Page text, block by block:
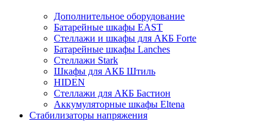
Дополнительное оборудование
Батарейные шкафы EAST
Стеллажи и шкафы для АКБ Forte
Батарейные шкафы Lanches
Стеллажи Stark
Шкафы для АКБ Штиль
HIDEN
Стеллажи для АКБ Бастион
Аккумуляторные шкафы Eltena
Стабилизаторы напряжения